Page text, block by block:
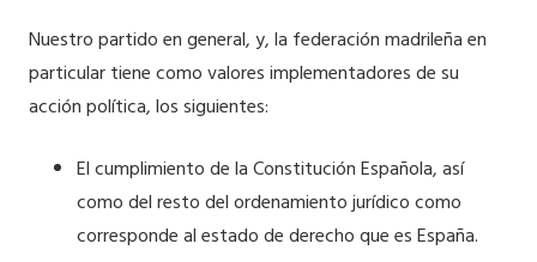
Nuestro partido en general, y, la federación madrileña en
particular tiene como valores implementadores de su
acción política, los siguientes:
El cumplimiento de la Constitución Española, así
como del resto del ordenamiento jurídico como
corresponde al estado de derecho que es España.